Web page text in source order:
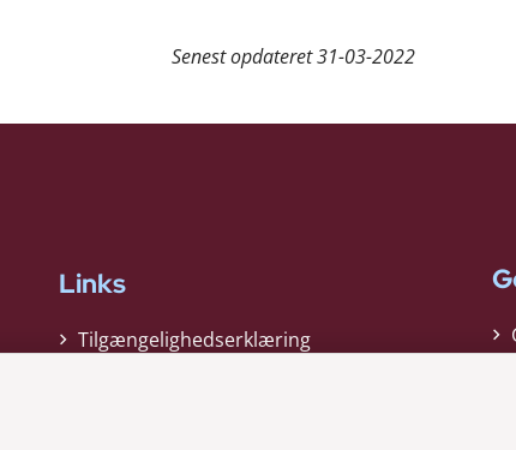
Senest opdateret31-03-2022
Links
Tilgængelighedserklæring